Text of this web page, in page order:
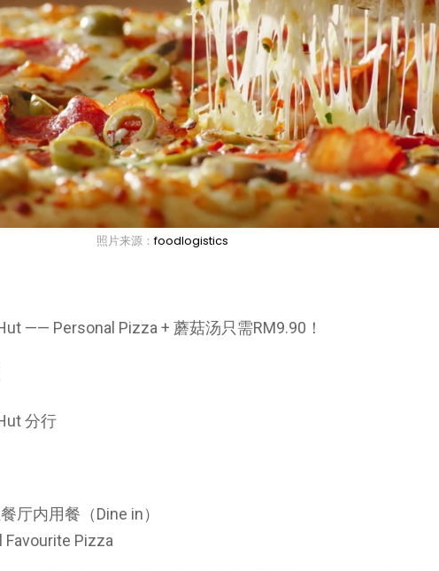
照片来源：foodlogistics
—— Personal Pizza + 蘑菇汤只需RM9.90！
分行
厅内用餐（Dine in）
Favourite Pizza